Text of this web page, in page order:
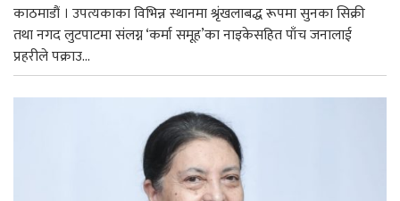
काठमाडौं । उपत्यकाका विभिन्न स्थानमा श्रृंखलाबद्ध रूपमा सुनका सिक्री
तथा नगद लुटपाटमा संलग्न ‘कर्मा समूह’का नाइकेसहित पाँच जनालाई
प्रहरीले पक्राउ...